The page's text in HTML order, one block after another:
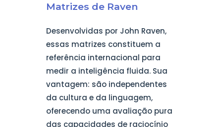
Matrizes de Raven
Desenvolvidas por John Raven,
essas matrizes constituem a
referência internacional para
medir a inteligência fluida. Sua
vantagem: são independentes
da cultura e da linguagem,
oferecendo uma avaliação pura
das capacidades de raciocínio